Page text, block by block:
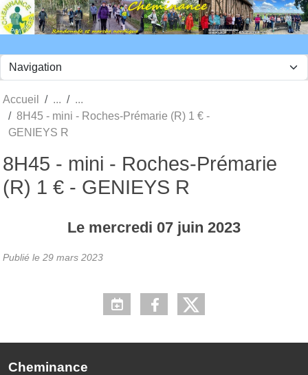
Accueil
8H45 - mini - Roches-Prémarie (R) 1 € -
GENIEYS R
8H45 - mini - Roches-Prémarie
(R) 1 € - GENIEYS R
Le mercredi 07 juin 2023
Publié le 29 mars 2023
Cheminance
Panneau de gestion des cookies